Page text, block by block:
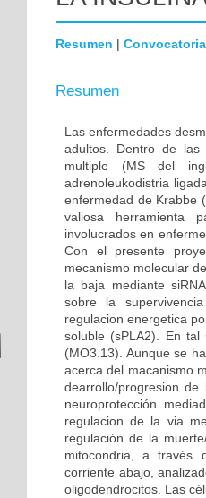
Resumen | Convocatoria
Resumen
Las enfermedades
adultos. Dentro de las
multiple (MS del
adrenoleukodistria
enfermedad de Krabbe
valiosa herramienta
involucrados en
Con el presente
mecanismo molecular
la baja mediante
sobre la
regulacion energetica
soluble (sPLA2). En
(MO3.13). Aunque se
acerca del macanismo
dearrollo/progresion
neuroprotección
regulacion de la via
regulación de la
mitocondria, a través
corriente abajo,
oligodendrocitos. Las